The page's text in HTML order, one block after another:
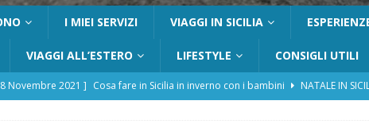
I MIEI SERVIZI VIAGGI IN SICILIA
VIAGGI ALL’ESTERO LIFESTYLE CONSIGLI UTILI
Novembre 2021 ] Cosa fare in Sicilia in inverno con i bambini
NATALE IN